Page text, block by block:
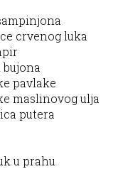
crvenog luka
bujona
pavlake
maslinovog ulja
putera
u prahu